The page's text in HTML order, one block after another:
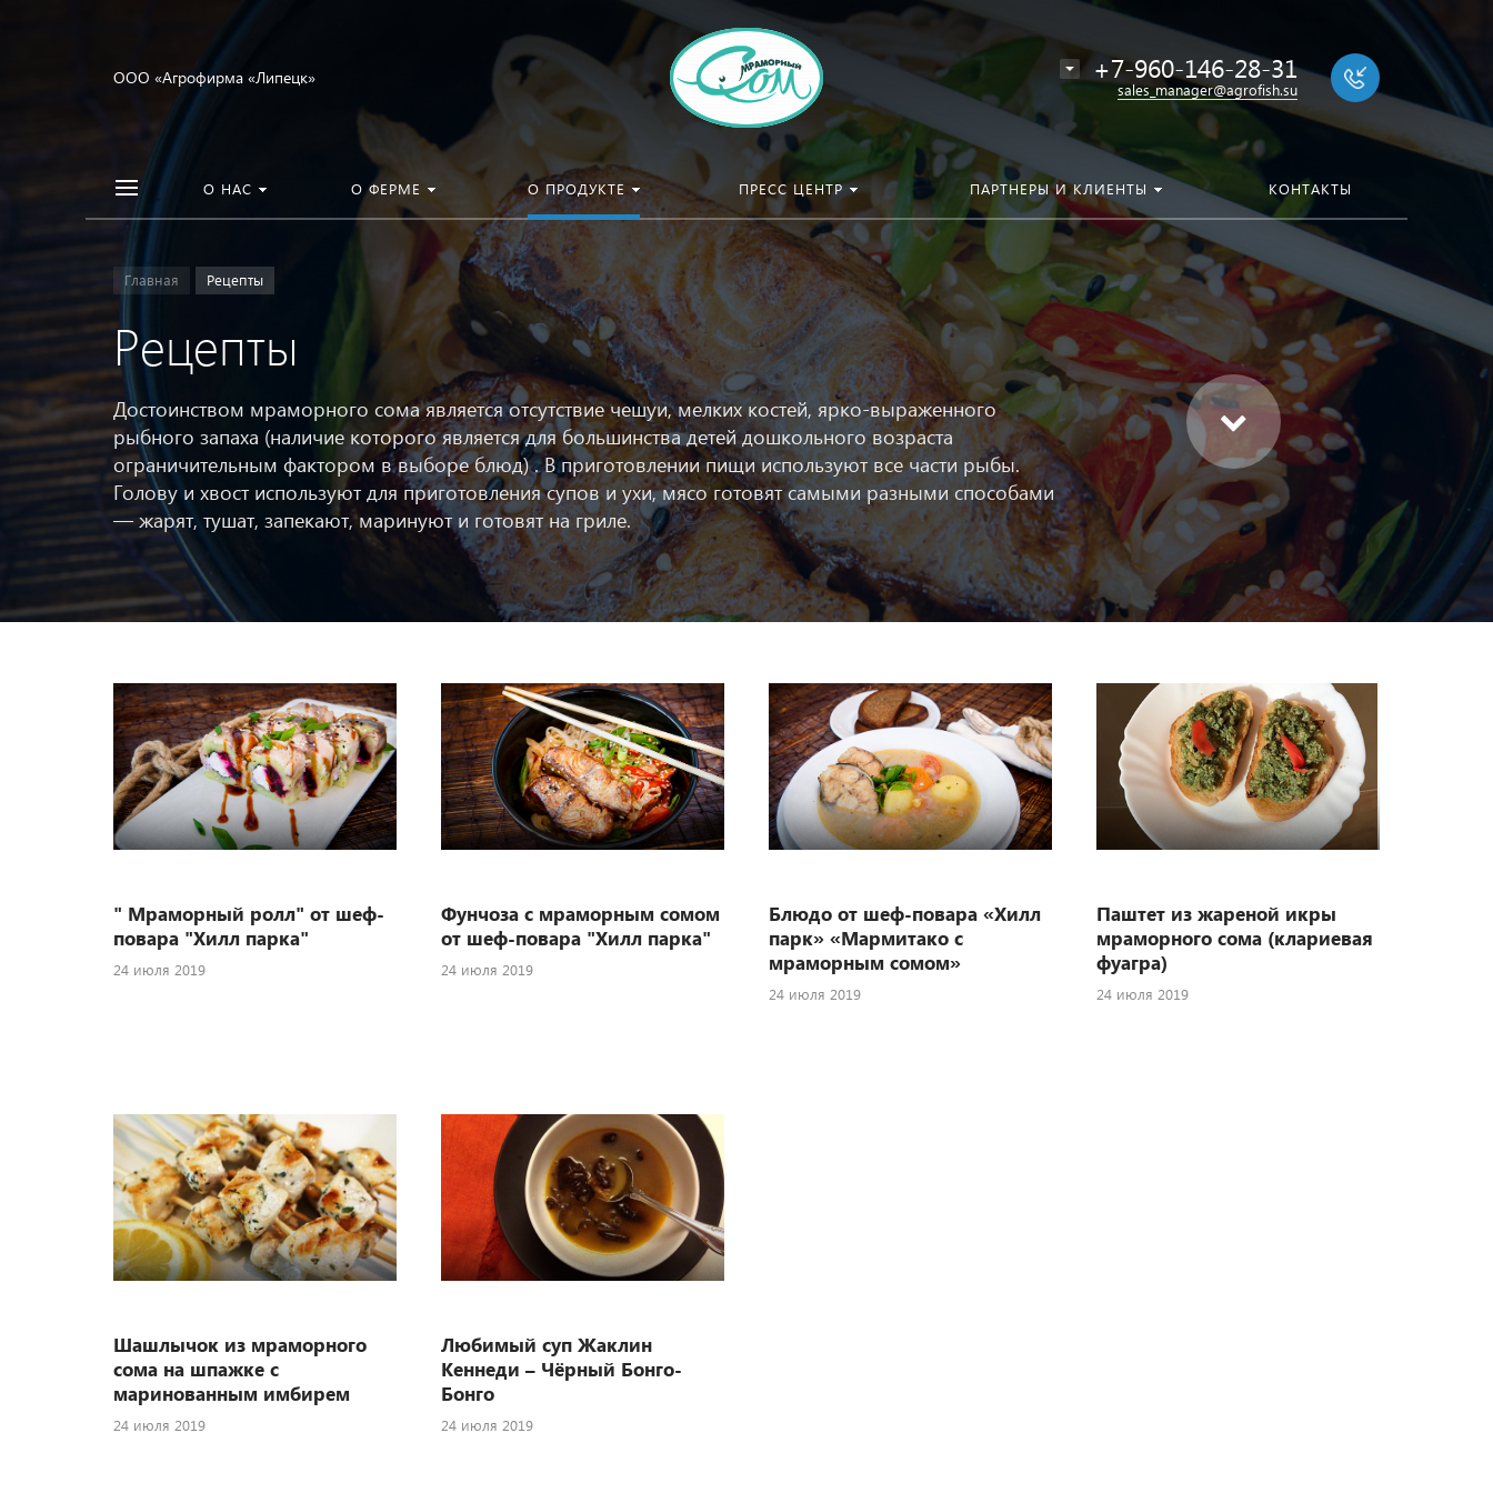
ООО «Агрофирма «Липецк» +7-960-146-28-31
sales_manager@agrofish.su
О НАС О ФЕРМЕ О ПРОДУКТЕ ПРЕСС ЦЕНТР ПАРТНЕРЫ И КЛИЕНТЫ КОНТАКТЫ
Главная Рецепты
Рецепты
Достоинством мраморного сома является отсутствие чешуи, мелких костей, ярко-выраженного
рыбного запаха (наличие которого является для большинства детей дошкольного возраста
ограничительным фактором в выборе блюд) . В приготовлении пищи используют все части рыбы.
Голову и хвост используют для приготовления супов и ухи, мясо готовят самыми разными способами
— жарят, тушат, запекают, маринуют и готовят на гриле.
" Мраморный ролл" от шеф-
повара "Хилл парка"
24 июля 2019
Фунчоза с мраморным сомом
от шеф-повара "Хилл парка"
24 июля 2019
Блюдо от шеф-повара «Хилл
парк» «Мармитако с
мраморным сомом»
24 июля 2019
Паштет из жареной икры
мраморного сома (клариевая
фуагра)
24 июля 2019
Шашлычок из мраморного
сома на шпажке с
маринованным имбирем
24 июля 2019
Любимый суп Жаклин
Кеннеди – Чёрный Бонго-
Бонго
24 июля 2019